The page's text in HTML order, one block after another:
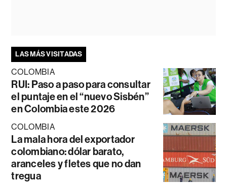
LAS MÁS VISITADAS
COLOMBIA
RUI: Paso a paso para consultar
el puntaje en el “nuevo Sisbén”
en Colombia este 2026
COLOMBIA
La mala hora del exportador
colombiano: dólar barato,
aranceles y fletes que no dan
tregua